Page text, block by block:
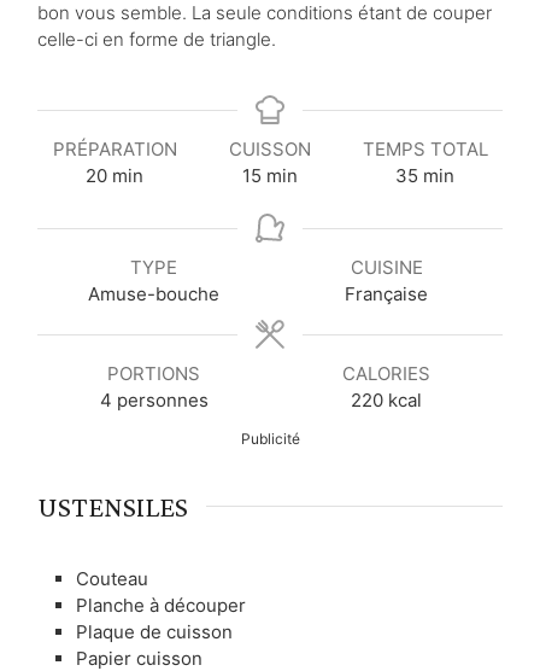
bon vous semble. La seule conditions étant de couper
celle-ci en forme de triangle.
PRÉPARATION
20m
n
e
s
min
CUISSON
15 m
n
s
min
TEMPS TOTAL
35 m
n
t
e
s
min
TYPE
Amuse-bouche
CUISINE
Française
PORTIONS
4 personnes
CALORIES
220 kcal
Publicité
USTENSILES
Couteau
Planche à découper
Plaque de cuisson
Papier cuisson